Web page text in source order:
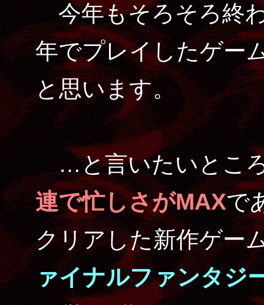
今年もそろそろ終
年でプレイしたゲー
と思います。
…と言いたいところ
連で忙しさがMAXで
クリアした新作ゲー
ァイナルファンタジ